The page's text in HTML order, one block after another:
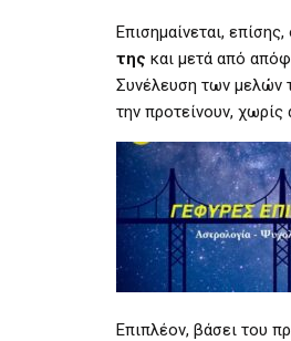
Επισημαίνεται, επίσης,
της και μετά από
Συνέλευση των μελών
την προτείνουν, χωρίς
Επιπλέον, βάσει του